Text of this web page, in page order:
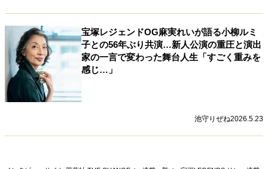
宝塚レジェンドOG麻実れいが語る小柳ルミ
子との56年ぶり共演…新人公演の重圧と演出
家の一言で変わった舞台人生「すごく重みを
感じ…」
池守りぜね2026.5.23